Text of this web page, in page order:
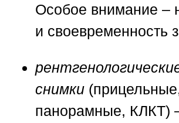
Особое внимание –
и своевременность
снимки
панорамные, КЛКТ)